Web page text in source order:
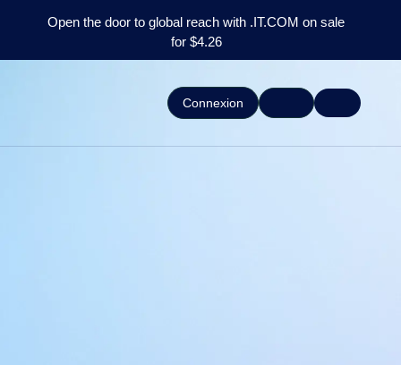
Open the door to global reach with .IT.COM on sale
for $4.26
Connexion